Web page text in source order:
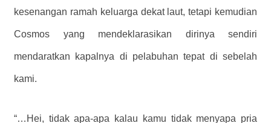
kesenangan ramah keluarga dekat laut, tetapi kemudian
Cosmos yang mendeklarasikan dirinya sendiri
mendaratkan kapalnya di pelabuhan tepat di sebelah
kami.
“…Hei, tidak apa-apa kalau kamu tidak menyapa pria